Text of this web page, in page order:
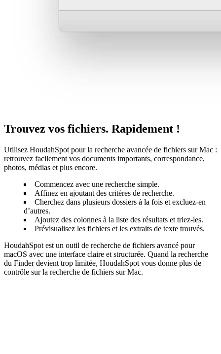
Trouvez vos fichiers. Rapidement !
Utilisez HoudahSpot pour la recherche avancée de fichiers sur Mac :
retrouvez facilement vos documents importants, correspondance,
photos, médias et plus encore.
Commencez avec une recherche simple.
Affinez en ajoutant des critères de recherche.
Cherchez dans plusieurs dossiers à la fois et excluez-en
d’autres.
Ajoutez des colonnes à la liste des résultats et triez-les.
Prévisualisez les fichiers et les extraits de texte trouvés.
HoudahSpot est un outil de recherche de fichiers avancé pour
macOS avec une interface claire et structurée. Quand la recherche
du Finder devient trop limitée, HoudahSpot vous donne plus de
contrôle sur la recherche de fichiers sur Mac.